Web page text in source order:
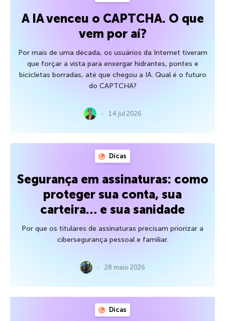
A IA venceu o CAPTCHA. O que
vem por aí?
Por mais de uma década, os usuários da Internet tiveram
que forçar a vista para enxergar hidrantes, pontes e
bicicletas borradas, até que chegou a IA. Qual é o futuro
do CAPTCHA?
14 jul 2026
Dicas
Segurança em assinaturas: como
proteger sua conta, sua
carteira… e sua sanidade
Por que os titulares de assinaturas precisam priorizar a
cibersegurança pessoal e familiar.
28 maio 2026
Dicas